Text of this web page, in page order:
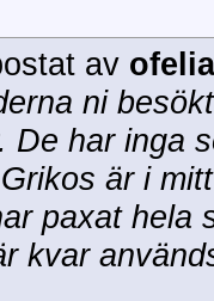
av ofelia
ni
De har inga
är i
paxat hela
kvar